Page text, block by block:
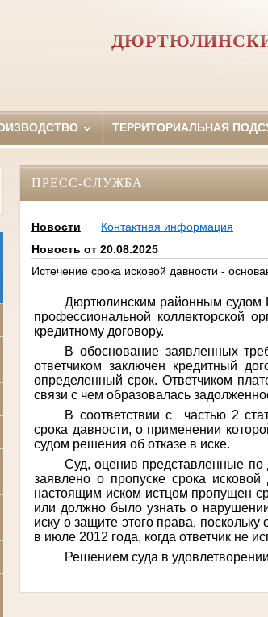
ТЕРРИТОРИАЛЬНАЯ
ПРЕСС-СЛУЖБА
Новости
Контактная информация
Новость от 20.08.2025
Истечение срока исковой давности -
Дюртюлинским районным судом
профессиональной коллекторской
кредитному договору.
В обоснование заявленных
ответчиком заключен кредитный
определенный срок. Ответчиком
связи с чем образовалась
В соответствии с частью 2
срока давности, о применении
судом решения об отказе в иске.
Суд, оценив представленные по
заявлено о пропуске срока
настоящим иском истцом пропущен
или должно было узнать о
иску о защите этого права,
в июле 2012 года, когда ответчик не
Решением суда в